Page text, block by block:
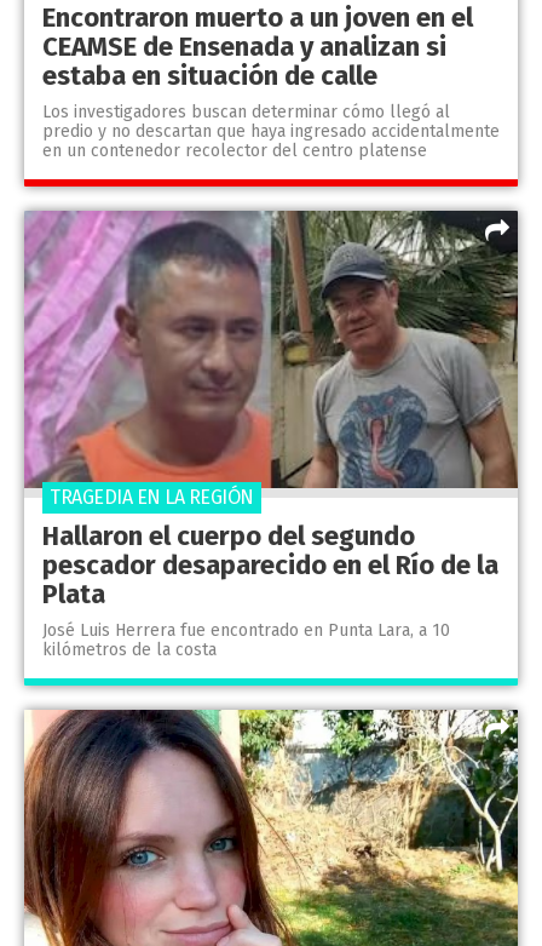
Encontraron muerto a un joven en el
CEAMSE de Ensenada y analizan si
estaba en situación de calle
Los investigadores buscan determinar cómo llegó al
predio y no descartan que haya ingresado accidentalmente
en un contenedor recolector del centro platense
Hallaron el cuerpo del segundo
pescador desaparecido en el Río de la
Plata
José Luis Herrera fue encontrado en Punta Lara, a 10
kilómetros de la costa
TRAGEDIA EN LA REGIÓN